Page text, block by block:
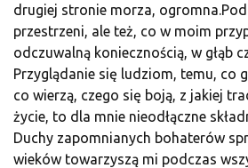
drugiej stronie morza,
przestrzeni, ale też, co w moim
odczuwalną koniecznością, w głąb
Przyglądanie się ludziom, temu, co
co wierzą, czego się boją, z jakiej
życie, to dla mnie nieodłączne
Duchy zapomnianych bohaterów
wieków towarzyszą mi podczas